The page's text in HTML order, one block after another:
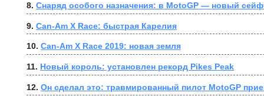
8. Снаряд особого назначения: в MotoGP — новый
9. Can-Am X Race: быстрая Карелия
10. Can-Am X Race 2019: новая земля
11. Новый король: установлен рекорд Pikes Peak
12. Он сделал это: травмированный пилот MotoGP